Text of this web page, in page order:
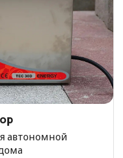
автономной